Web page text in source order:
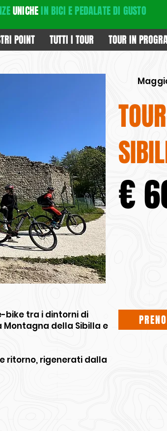
UNICHEIN BICI E PEDALATE DI GUSTO
POINT TUTTI I TOUR TOUR IN
bike tra i dintorni di
della Sibilla e
ritorno, rigenerati dalla
€